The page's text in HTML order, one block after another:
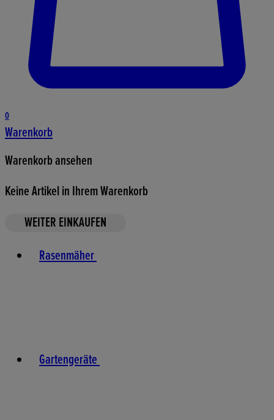
0
Warenkorb
Warenkorb ansehen
Keine Artikel in Ihrem Warenkorb
WEITER EINKAUFEN
Rasenmäher
Gartengeräte